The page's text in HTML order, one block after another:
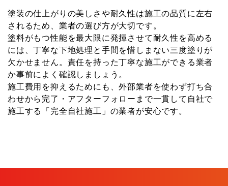
塗装の仕上がりの美しさや耐久性は施工の品質に左右
されるため、業者の選び方が大切です。
塗料がもつ性能を最大限に発揮させて耐久性を高める
には、丁寧な下地処理と手間を惜しまない三度塗りが
欠かせません。責任を持った丁寧な施工ができる業者
か事前によく確認しましょう。
施工費用を抑えるためにも、外部業者を使わず打ち合
わせから完了・アフターフォローまで一貫して自社で
施工する「完全自社施工」の業者が安心です。